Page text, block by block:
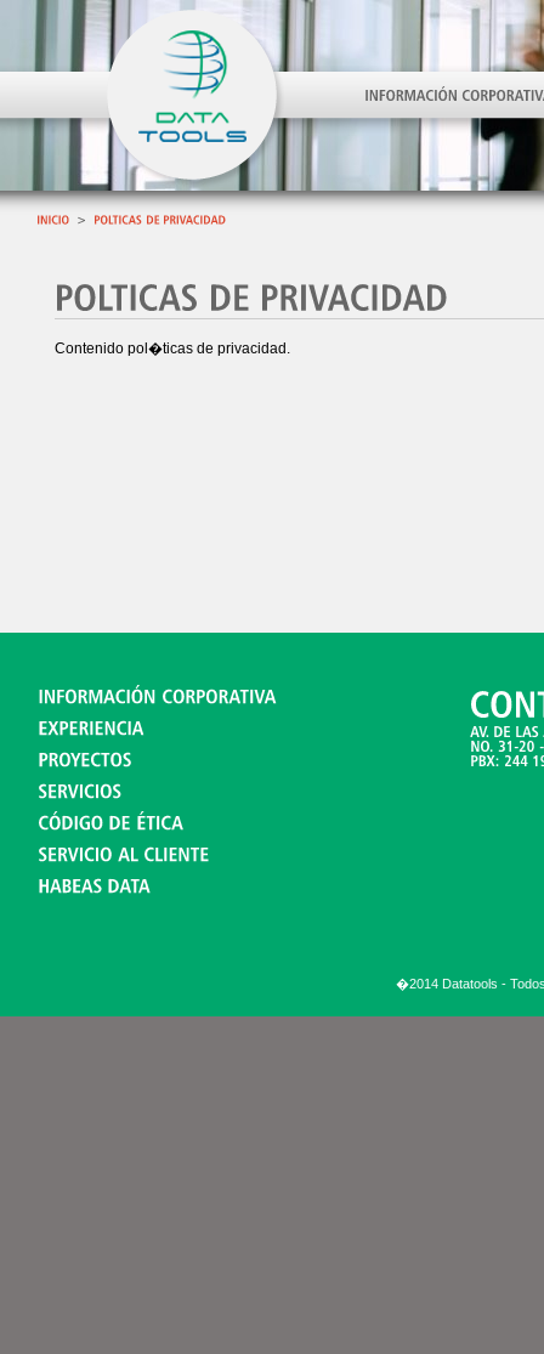
Contenido pol�ticas de privacidad.
�2014 Datatools -